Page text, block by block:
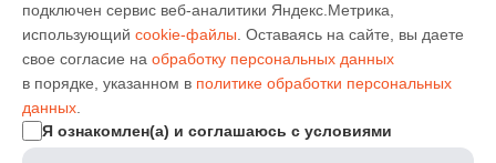
подключен сервис веб-аналитики Яндекс.Метрика,
использующий cookie-файлы . Оставаясь на сайте, вы даете
свое согласие на обработку персональных данных
в порядке, указанном в политике обработки персональных
данных
Я ознакомлен(а) и соглашаюсь с условиями